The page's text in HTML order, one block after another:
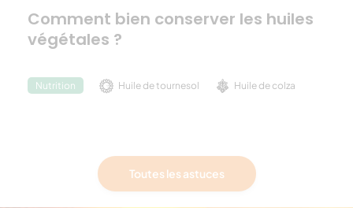
Comment bien conserver les huiles
végétales ?
Nutrition Huile de tournesol Huile de colza
Toutes les astuces